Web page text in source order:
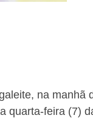
na manhã
feira (7)